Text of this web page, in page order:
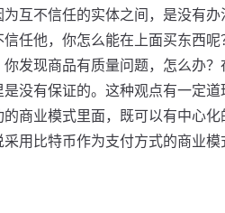
互不信任的实体之间，是没有
任他，你怎么能在上面买东西
发现商品有质量问题，怎么办
没有保证的。这种观点有一定
商业模式里面，既可以有中心
用比特币作为支付方式的商业模